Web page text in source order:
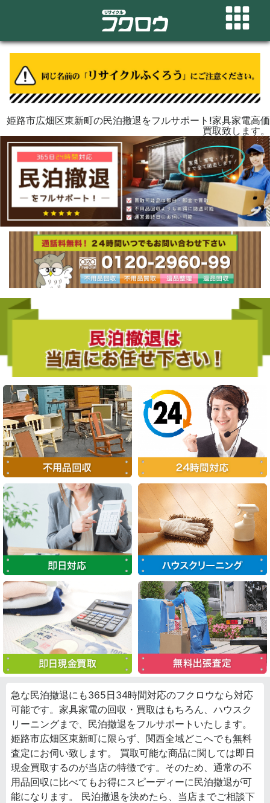
姫路市広畑区東新町の民泊撤退をフルサポート!家具家電高価
買取致します。
急な民泊撤退にも365日34時間対応のフクロウなら対応
可能です。家具家電の回収・買取はもちろん、ハウスク
リーニングまで、民泊撤退をフルサポートいたします。
姫路市広畑区東新町に限らず、関西全域どこへでも無料
査定にお伺い致します。 買取可能な商品に関しては即日
現金買取するのが当店の特徴です。そのため、通常の不
用品回収に比べてもお得にスピーディーに民泊撤退が可
能になります。 民泊撤退を決めたら、当店までご相談下